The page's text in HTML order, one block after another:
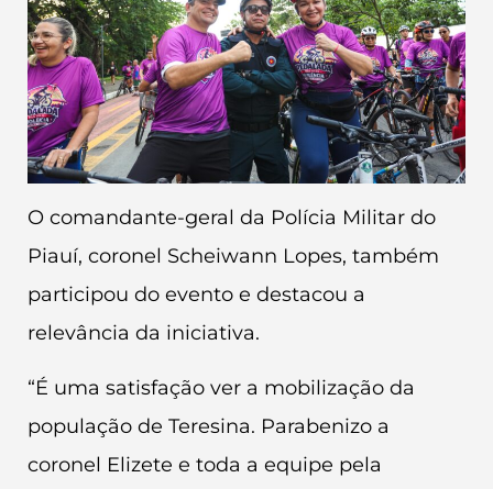
O comandante-geral da Polícia Militar do
Piauí, coronel Scheiwann Lopes, também
participou do evento e destacou a
relevância da iniciativa.
“É uma satisfação ver a mobilização da
população de Teresina. Parabenizo a
coronel Elizete e toda a equipe pela